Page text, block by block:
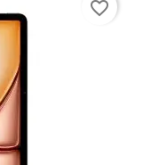
favorite_border